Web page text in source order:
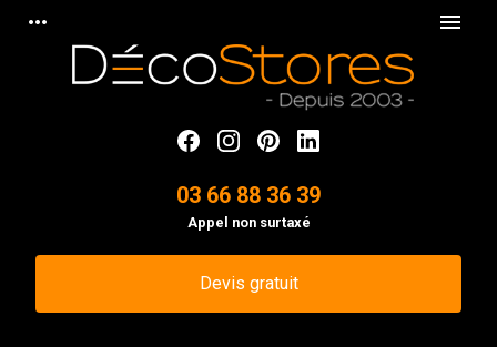
more_horiz menu
03 66 88 36 39
Appel non surtaxé
Devis gratuit